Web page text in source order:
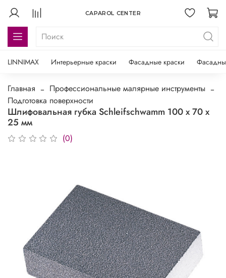
CAPAROL CENTER
LINNIMAX Интерьерные краски Фасадные краски
Главная
Профессиональные малярные инструменты
Подготовка поверхности
Шлифовальная губка Schleifschwamm 100 x 70 x
25 мм
(0)